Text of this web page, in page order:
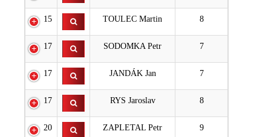
15 TOULEC Martin 8
17 SODOMKA Petr 7
17 JANDÁK Jan 7
17 RYS Jaroslav 8
20 ZAPLETAL Petr 9